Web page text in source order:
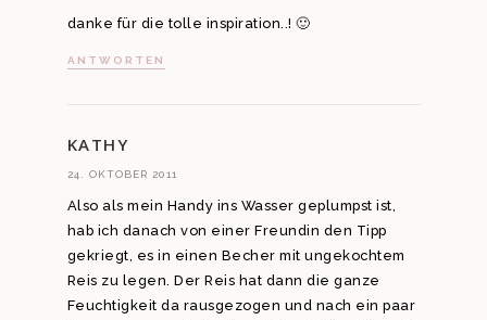
danke für die tolle inspiration..! 🙂
ANTWORTEN
KATHY
24. OKTOBER 2011
Also als mein Handy ins Wasser geplumpst ist,
hab ich danach von einer Freundin den Tipp
gekriegt, es in einen Becher mit ungekochtem
Reis zu legen. Der Reis hat dann die ganze
Feuchtigkeit da rausgezogen und nach ein paar